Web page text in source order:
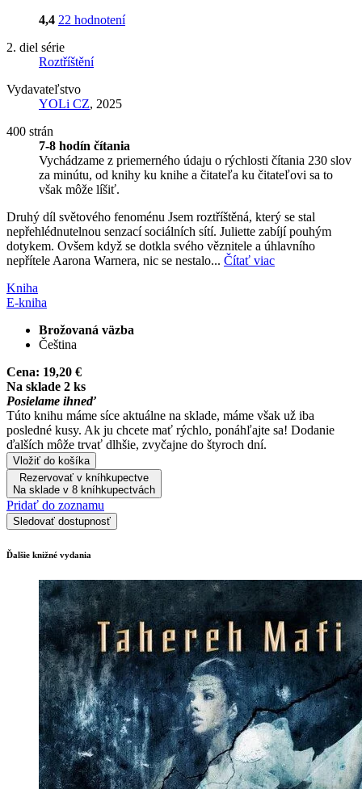
4,4 22 hodnotení
2. diel série
Roztříštění
Vydavateľstvo
YOLi CZ, 2025
400 strán
7-8 hodín čítania
Vychádzame z priemerného údaju o rýchlosti čítania 230 slov
za minútu, od knihy ku knihe a čitateľa ku čitateľovi sa to
však môže líšiť.
Druhý díl světového fenoménu Jsem roztříštěná, který se stal
nepřehlédnutelnou senzací sociálních sítí. Juliette zabíjí pouhým
dotykem. Ovšem když se dotkla svého věznitele a úhlavního
nepřítele Aarona Warnera, nic se nestalo... Čítať viac
Kniha
E-kniha
Brožovaná väzba
Čeština
Cena: 19,20 €
Na sklade 2 ks
Posielame ihneď
Túto knihu máme síce aktuálne na sklade, máme však už iba
posledné kusy. Ak ju chcete mať rýchlo, ponáhľajte sa! Dodanie
ďalších môže trvať dlhšie, zvyčajne do štyroch dní.
Vložiť do košíka
Rezervovať v kníhkupectve
Na sklade v 8 kníhkupectvách
Pridať do zoznamu
Sledovať dostupnosť
Ďalšie knižné vydania